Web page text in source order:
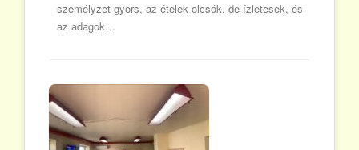
személyzet gyors, az ételek olcsók, de ízletesek, és
az adagok…